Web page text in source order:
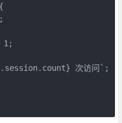
1;
次访问`;